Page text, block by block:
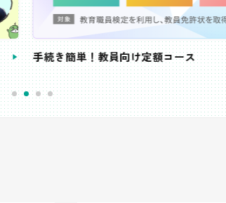
手続き簡単！教員向け定額コース